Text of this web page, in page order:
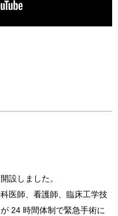
設しました。
医師、看護師、臨床工学技
24 時間体制で緊急手術に